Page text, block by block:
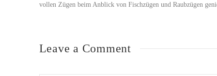
vollen Zügen beim Anblick von Fischzügen und Raubzügen
Leave a Comment